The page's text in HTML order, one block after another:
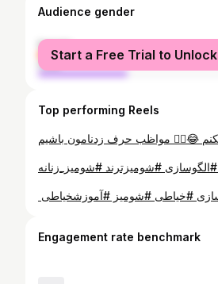
Audience gender
female
male
Start a Free Trial to Unlock
Top performing Reels
Engagement rate benchmark